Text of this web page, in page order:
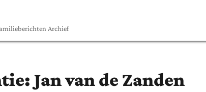
Archief
Janvan de Zanden